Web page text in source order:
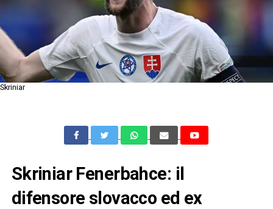
Skriniar
Skriniar Fenerbahce: il
difensore slovacco ed ex